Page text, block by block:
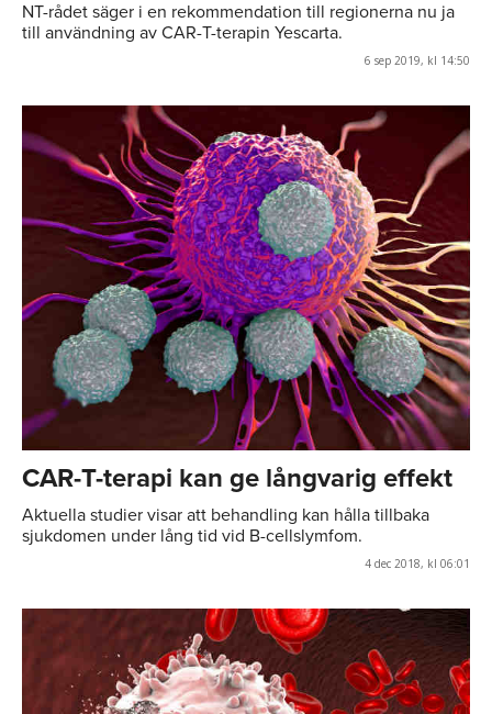
NT-rådet säger i en rekommendation till regionerna nu ja
till användning av CAR-T-terapin Yescarta.
6 sep 2019, kl 14:50
CAR-T-terapi kan ge långvarig effekt
Aktuella studier visar att behandling kan hålla tillbaka
sjukdomen under lång tid vid B-cellslymfom.
4 dec 2018, kl 06:01